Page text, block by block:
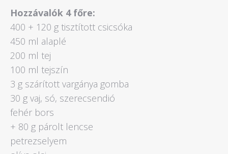
Hozzávalók 4 főre:
400 + 120 g tisztított csicsóka
450 ml alaplé
200 ml tej
100 ml tejszín
3 g szárított vargánya gomba
30 g vaj, só, szerecsendió
fehér bors
+ 80 g párolt lencse
petrezselyem